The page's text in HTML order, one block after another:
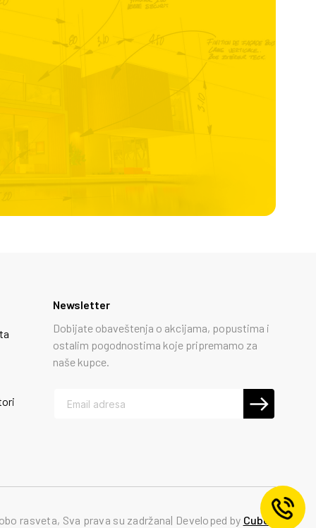
Newsletter
Dobijate obaveštenja o akcijama, popustima i
ostalim pogodnostima koje pripremamo za
naše kupce.
rasveta, Sva prava su zadržana Developed by Cubes